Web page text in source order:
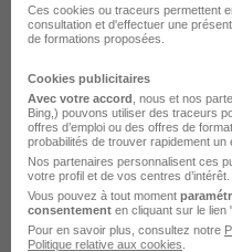
Conducteur de
Voyageurs H/F
Consortio
Ces cookies ou traceurs permettent
consultation et d'effectuer une
de formations proposées.
Cookies publicitaires
Avec votre accord , nous et nos
Bing,) pouvons utiliser des traceurs
offres d’emploi ou des offres de
probabilités de trouver rapidement un
Nos partenaires personnalisent ces
votre profil et de vos centres d’intérêt.
Vous pouvez à tout moment
consentement en cliquant sur le lien
Pour en savoir plus, consultez notre
Politique relative aux cookies